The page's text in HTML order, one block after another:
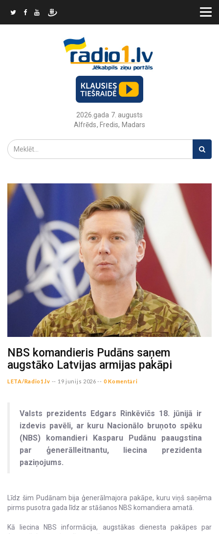
2026.gada 7. augusts
Alfrēds, Fredis, Madars
NBS komandieris Pudāns saņem
augstāko Latvijas armijas pakāpi
LETA/Radio1.lv -- 19 junijs 2026 -- 0 Komentāri
Valsts prezidents Edgars Rinkēvičs 18. jūnijā ir
izdevis pavēli, ar kuru Nacionālo bruņoto spēku
(NBS) komandieri Kasparu Pudānu paaugstina
par ģenerālleitnantu, liecina prezidenta
paziņojums.
Līdz šim Pudānam bija ģenerālmajora pakāpe, kuru viņš saņēma
pirms pusotra gada līdz ar stāšanos NBS komandiera amatā.
Kā liecina NBS informācija, augstākas dienesta pakāpes par